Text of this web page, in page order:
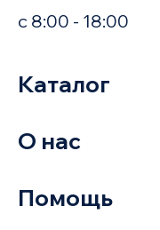
с 8:00 - 18:00
Каталог
IP-телефония
О нас
Помощь
Имя